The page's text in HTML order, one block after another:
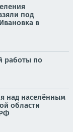
под
в
работы по
над населённым
области